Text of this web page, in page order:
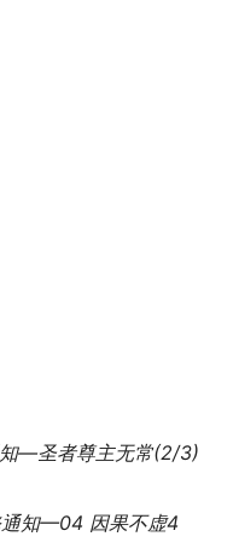
—圣者尊主无常(2/3)
知—04 因果不虚4